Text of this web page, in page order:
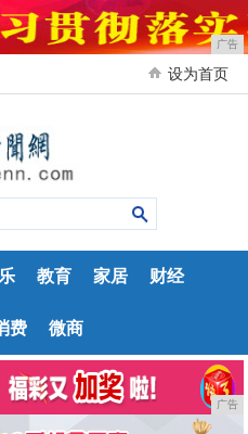
广告
设为首页
教育 家居 财经
费 微商
广告